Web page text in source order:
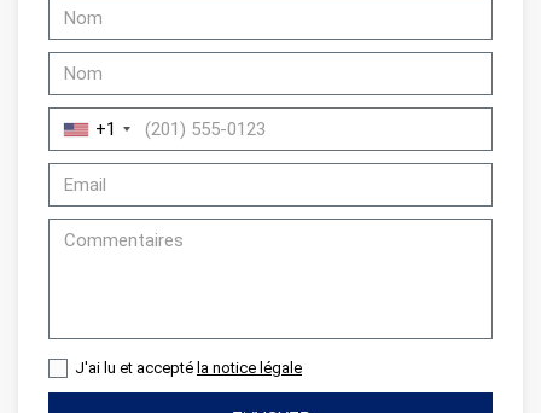
+1
J'ai lu et accepté la notice légale